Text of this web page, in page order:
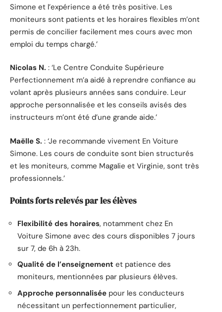
Simone et l’expérience a été très positive. Les
moniteurs sont patients et les horaires flexibles m’ont
permis de concilier facilement mes cours avec mon
emploi du temps chargé.’
Nicolas N. : ‘Le Centre Conduite Supérieure
Perfectionnement m’a aidé à reprendre confiance au
volant après plusieurs années sans conduire. Leur
approche personnalisée et les conseils avisés des
instructeurs m’ont été d’une grande aide.’
Maëlle S. : ‘Je recommande vivement En Voiture
Simone. Les cours de conduite sont bien structurés
et les moniteurs, comme Magalie et Virginie, sont très
professionnels.’
Points forts relevés par les élèves
Flexibilité des horaires, notamment chez En
Voiture Simone avec des cours disponibles 7 jours
sur 7, de 6h à 23h.
Qualité de l’enseignement et patience des
moniteurs, mentionnées par plusieurs élèves.
Approche personnalisée pour les conducteurs
nécessitant un perfectionnement particulier,